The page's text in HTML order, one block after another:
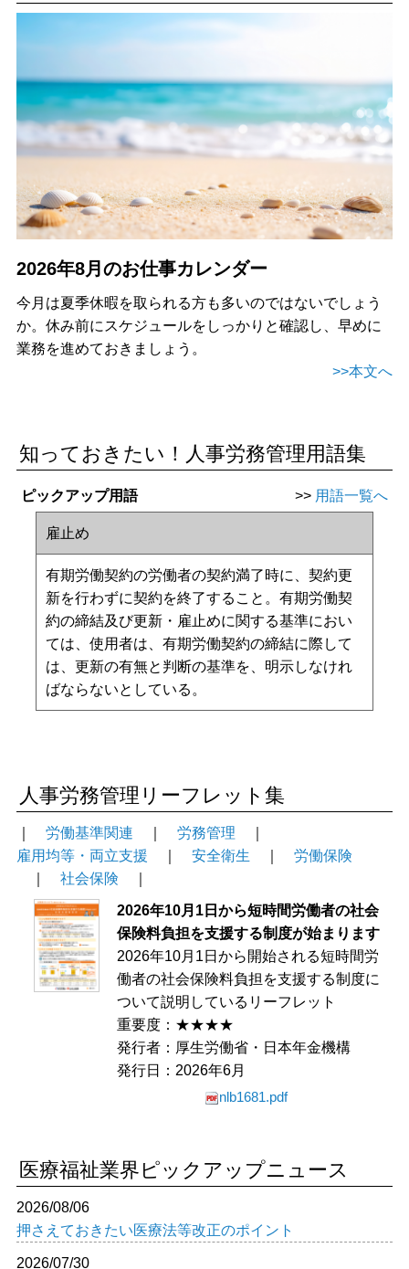
2026年8月のお仕事カレンダー
今月は夏季休暇を取られる方も多いのではないでしょう
か。休み前にスケジュールをしっかりと確認し、早めに
業務を進めておきましょう。
>>本文へ
知っておきたい！人事労務管理用語集
ピックアップ用語 >> 用語一覧へ
雇止め
有期労働契約の労働者の契約満了時に、契約更
新を行わずに契約を終了すること。有期労働契
約の締結及び更新・雇止めに関する基準におい
ては、使用者は、有期労働契約の締結に際して
は、更新の有無と判断の基準を、明示しなけれ
ばならないとしている。
人事労務管理リーフレット集
労働基準関連 労務管理
雇用均等・両立支援
安全衛生
労働保険
社会保険
2026年10月1日から短時間労働者の社会
保険料負担を支援する制度が始まります
2026年10月1日から開始される短時間労
働者の社会保険料負担を支援する制度に
ついて説明しているリーフレット
重要度：★★★★
発行者：厚生労働省・日本年金機構
発行日：2026年6月
nlb1681.pdf
医療福祉業界ピックアップニュース
2026/08/06
押さえておきたい医療法等改正のポイント
2026/07/30